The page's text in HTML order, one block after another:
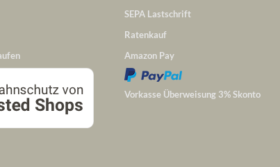
SEPA Lastschrift
Ratenkauf
Amazon Pay
Vorkasse Überweisung 3% Skonto